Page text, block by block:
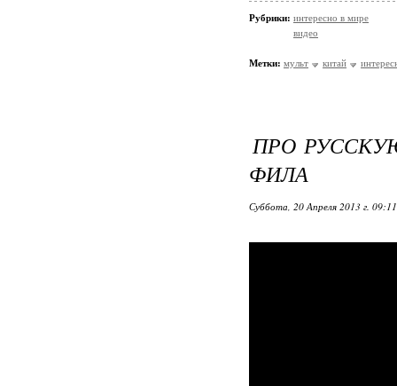
Рубрики: интересно в мире
видео
Метки: мульт китай
ПРО
ФИЛА
Суббота, 20 Апреля 2013 г.